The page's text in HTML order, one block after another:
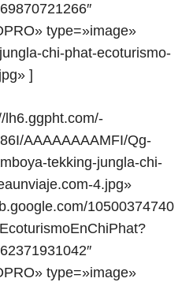
type=»image»
chi-phat-ecoturismo-
]
lh6.ggpht.com/-
AAAAAAAAMFI/Qg-
tekking-jungla-chi-
4.jpg»
10500374740
type=»image»